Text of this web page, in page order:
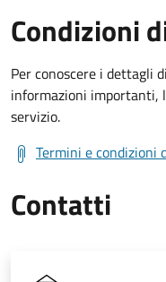
Condizioni
Per conoscere i dettagli
informazioni importanti,
servizio.
Termini e condizioni
Contatti